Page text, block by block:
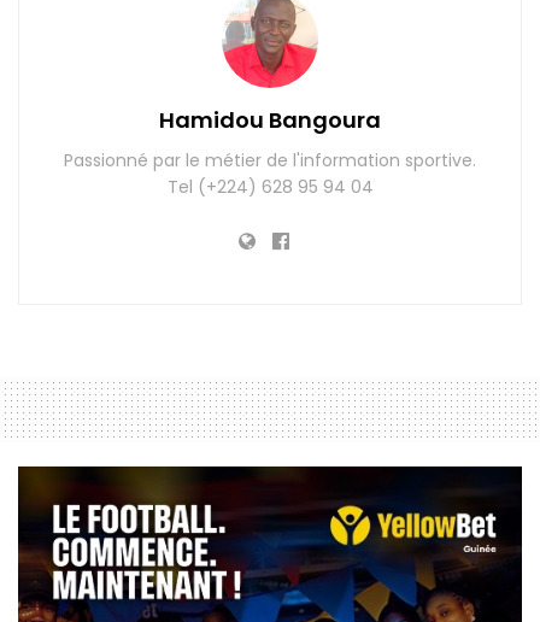
Hamidou Bangoura
Passionné par le métier de l'information sportive.
Tel (+224) 628 95 94 04